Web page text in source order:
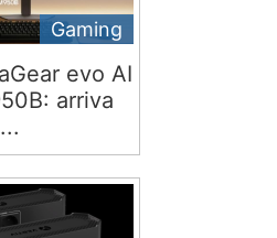
Gaming
evo AI
arriva